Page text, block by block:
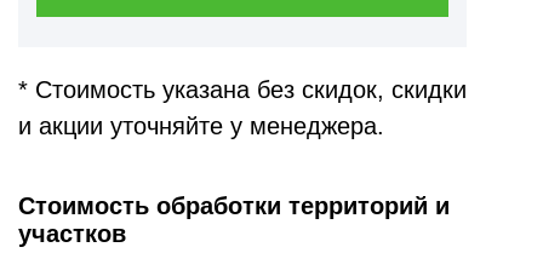
* Стоимость указана без скидок, скидки
и акции уточняйте у менеджера.
Стоимость обработки территорий и
участков